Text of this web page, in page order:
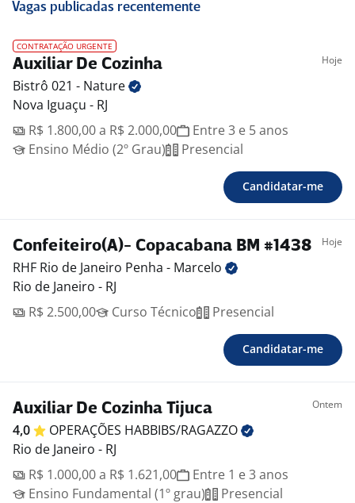
Vagas publicadas recentemente
CONTRATAÇÃO URGENTE
Auxiliar De Cozinha Hoje
Bistrô 021 - Nature
Nova Iguaçu - RJ
R$ 1.800,00 a R$ 2.000,00
Entre 3 e 5 anos
Ensino Médio (2º Grau)
Presencial
Candidatar-me
Confeiteiro(A)- Copacabana BM #1438 Hoje
RHF Rio de Janeiro Penha - Marcelo
Rio de Janeiro - RJ
R$ 2.500,00
Curso Técnico Presencial
Candidatar-me
Auxiliar De Cozinha Tijuca Ontem
4,0 OPERAÇÕES HABBIBS/RAGAZZO
Rio de Janeiro - RJ
R$ 1.000,00 a R$ 1.621,00
Entre 1 e 3 anos
Ensino Fundamental (1º grau)
Presencial